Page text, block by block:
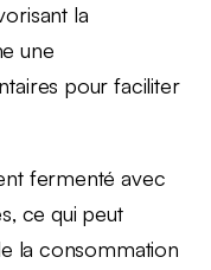
la
une
pour faciliter
fermenté avec
ce qui peut
la consommation